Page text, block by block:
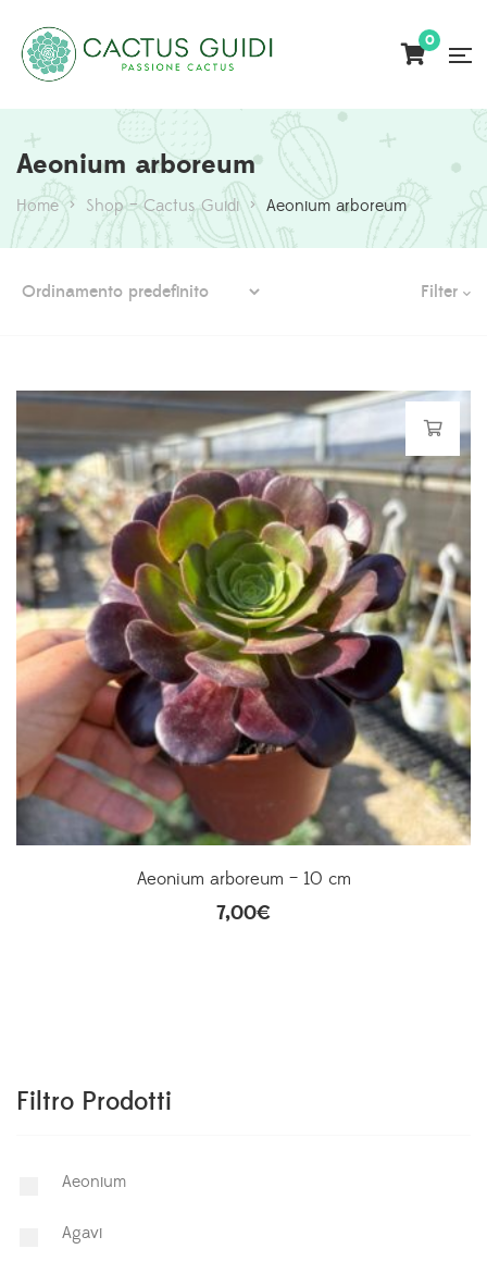
0
Aeonium arboreum
Home > Shop – Cactus Guidi > Aeonium arboreum
Filter
Aeonium arboreum – 10 cm
7,00€
Filtro Prodotti
Aeonium
Agavi